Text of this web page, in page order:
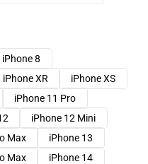
iPhone 8
iPhone XR
iPhone XS
iPhone 11 Pro
iPhone 12 Mini
Max
iPhone 13
Max
iPhone 14